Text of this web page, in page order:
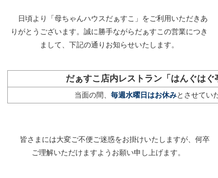
日頃より「母ちゃんハウスだぁすこ」をご利用いただきあ
りがとうございます。誠に勝手ながらだぁすこの営業につき
まして、下記の通りお知らせいたします。
だぁすこ店内レストラン「はんぐはぐ
当面の間、 毎週水曜日はお休みとさせてい
皆さまには大変ご不便ご迷惑をお掛けいたしますが、何卒
ご理解いただけますようお願い申し上げます。